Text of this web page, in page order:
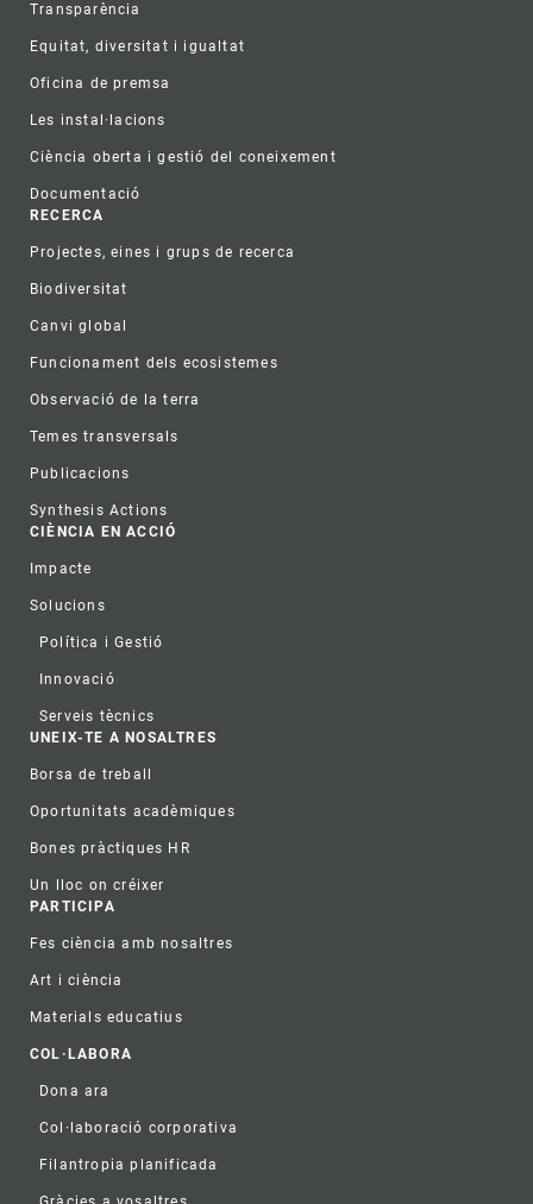
Transparència
Equitat, diversitat i igualtat
Oficina de premsa
Les instal·lacions
Ciència oberta i gestió del coneixement
Documentació
RECERCA
Projectes, eines i grups de recerca
Biodiversitat
Canvi global
Funcionament dels ecosistemes
Observació de la terra
Temes transversals
Publicacions
Synthesis Actions
CIÈNCIA EN ACCIÓ
Impacte
Solucions
Política i Gestió
Innovació
Serveis tècnics
UNEIX-TE A NOSALTRES
Borsa de treball
Oportunitats acadèmiques
Bones pràctiques HR
Un lloc on créixer
PARTICIPA
Fes ciència amb nosaltres
Art i ciència
Materials educatius
COL·LABORA
Dona ara
Col·laboració corporativa
Filantropia planificada